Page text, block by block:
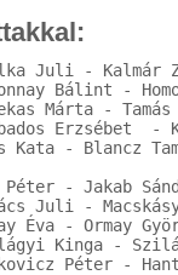
Juli - Kalmár
Bálint -
Márta -
Erzsébet  -
Kata - Blancz
- Jakab
Juli -
Éva - Ormay
Kinga -
Péter -